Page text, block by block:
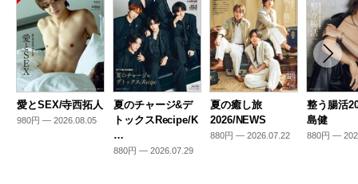
愛とSEX/寺西拓人
980円 — 2026.08.05
夏のチャージ&デ
トックスRecipe/K
…
880円 — 2026.07.29
夏の癒し旅
2026/NEWS
880円 — 2026.07.22
整う腸活
島健
880円 —